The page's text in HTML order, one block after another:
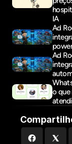
IA
Ad
Ad
o que